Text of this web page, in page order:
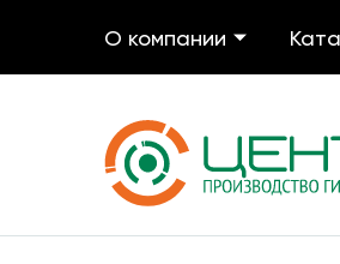
О компании